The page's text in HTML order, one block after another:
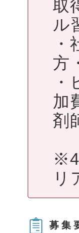
取
ル
方
加
剤
リ
募集